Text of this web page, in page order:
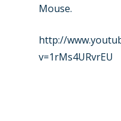
Mouse.
http://
v=1rMs4URvrEU